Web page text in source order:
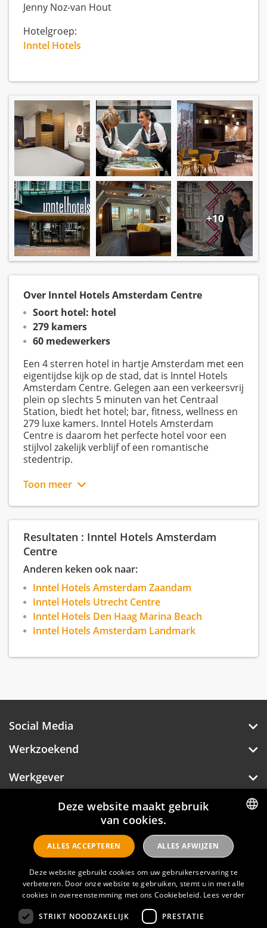
Jenny Noz-van Hout
Hotelgroep:
Inntel Hotels
+10
Over Inntel Hotels Amsterdam Centre
Soort hotel: hotel
279 kamers
60 medewerkers
Een 4 sterren hotel in hartje Amsterdam met een
eigentijdse kijk op de stad, dat is Inntel Hotels
Amsterdam Centre. Gelegen aan een verkeersvrij
plein op slechts 5 minuten van het Centraal
Station, biedt het hotel; bar, fitness, wellness en
279 luxe kamers. Inntel Hotels Amsterdam
Centre is daarom het perfecte hotel voor een
stijlvol zakelijk verblijf of een romantische
stedentrip.
huidige luxe 4 en 5 sterren hotels in Amsterdam,
Zaandam, Utrecht en Den Haag hebben een
warme en professionele uitstraling. Gasten
kunnen rekenen op persoonlijke aandacht en
een prettig verblijf.
Inntel Hotels weet dat het resultaat van goed
Als medewerker kun je rekenen op een plezierige
en dynamische werksfeer in een open en heldere
bedrijfsvoering, met goede arbeidsvoorwaarden.
mogelijk in de organisatie en stimuleert
ontwikkelingsmogelijkheden en het nemen van
extra verantwoordelijkheid.
Toon meer
Resultaten : Inntel Hotels Amsterdam
Centre
Anderen keken ook naar:
Inntel Hotels Amsterdam Zaandam
Inntel Hotels Utrecht Centre
Inntel Hotels Den Haag Marina Beach
Inntel Hotels Amsterdam Landmark
Social Media
Werkzoekend
Werkgever
Over Hotelprofessionals
Hotelprofessionals
FAQ
Privacyverklaring
DUTCH
ENGLISH
Deze website maakt gebruik
van cookies.
Deze website gebruikt cookies om uw gebruikerservaring te
verbeteren. Door onze website te gebruiken, stemt u in met alle
cookies in overeenstemming met ons Cookiebeleid. Lees verder
STRIKT NOODZAKELIJK PRESTATIE
ALLES ACCEPTEREN ALLES AFWIJZEN